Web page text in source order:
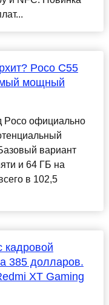
Poco C55
мощный
Poco официально
вариант
и 64 ГБ на
в 102,5
кадровой
385 долларов.
XT Gaming